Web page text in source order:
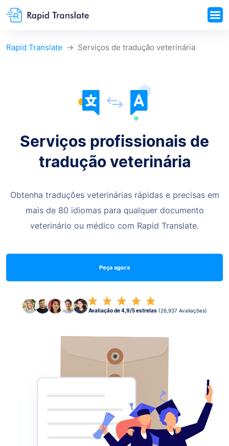
Rapid Translate Serviços de tradução veterinária
Serviços profissionais de
tradução veterinária
Obtenha traduções veterinárias rápidas e precisas em
mais de 80 idiomas para qualquer documento
veterinário ou médico com Rapid Translate.
Peça agora
Avaliação de 4,9/5 estrelas (26,937 Avaliações)